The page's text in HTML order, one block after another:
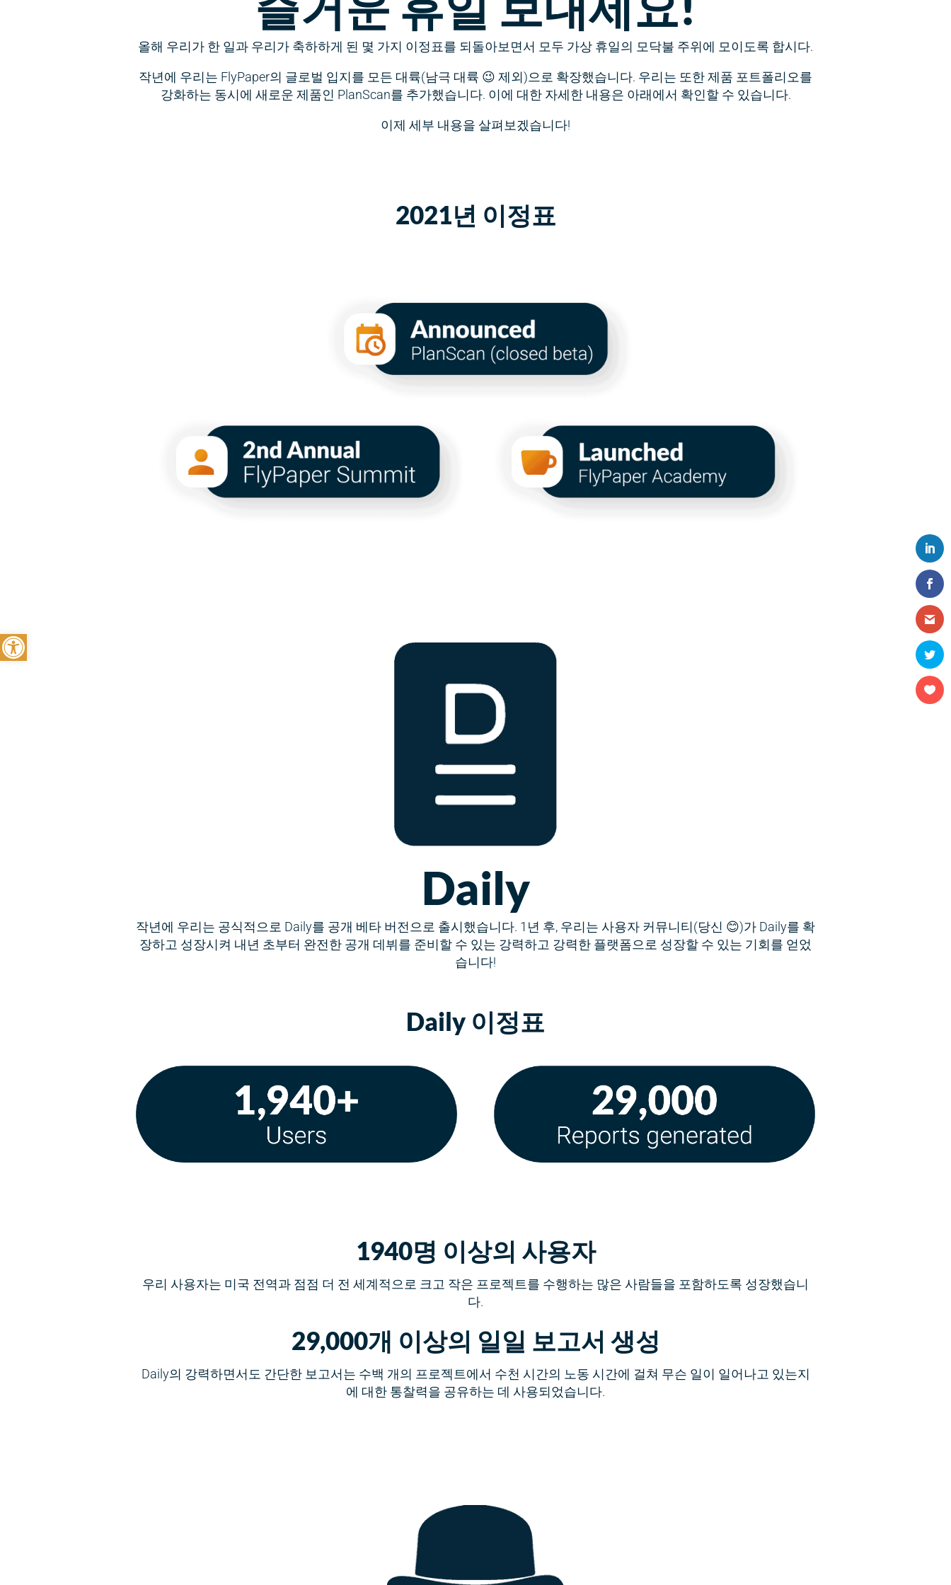
툴바 열기
올해 우리가 한 일과 우리가 축하하게 된 몇 가지 이정표를 되돌아보면서 모두 가상 휴일의 모닥불 주위에 모이도록 합시다.
작년에 우리는 FlyPaper의 글로벌 입지를 모든 대륙(남극 대륙 😉 제외)으로 확장했습니다. 우리는 또한 제품 포트폴리오를
강화하는 동시에 새로운 제품인 PlanScan를 추가했습니다. 이에 대한 자세한 내용은 아래에서 확인할 수 있습니다.
이제 세부 내용을 살펴보겠습니다!
2021년 이정표
Daily
작년에 우리는 공식적으로 Daily를 공개 베타 버전으로 출시했습니다. 1년 후, 우리는 사용자 커뮤니티(당신 😊)가 Daily를 확
장하고 성장시켜 내년 초부터 완전한 공개 데뷔를 준비할 수 있는 강력하고 강력한 플랫폼으로 성장할 수 있는 기회를 얻었
습니다!
Daily 이정표
1940명 이상의 사용자
우리 사용자는 미국 전역과 점점 더 전 세계적으로 크고 작은 프로젝트를 수행하는 많은 사람들을 포함하도록 성장했습니
다.
29,000개 이상의 일일 보고서 생성
Daily의 강력하면서도 간단한 보고서는 수백 개의 프로젝트에서 수천 시간의 노동 시간에 걸쳐 무슨 일이 일어나고 있는지
에 대한 통찰력을 공유하는 데 사용되었습니다.